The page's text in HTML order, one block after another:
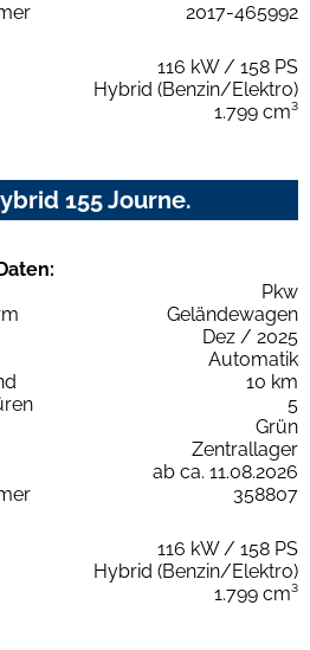
2017-465992
116 kW / 158 PS
Hybrid (Benzin/Elektro)
1.799 cm³
155 Journe.
Pkw
Geländewagen
Dez / 2025
Automatik
10 km
5
Grün
Zentrallager
ab ca. 11.08.2026
358807
116 kW / 158 PS
Hybrid (Benzin/Elektro)
1.799 cm³